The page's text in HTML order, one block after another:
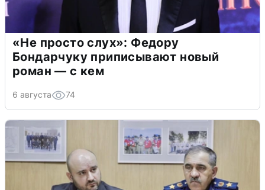
«Не просто слух»: Федору
Бондарчуку приписывают новый
роман — с кем
6 августа 74